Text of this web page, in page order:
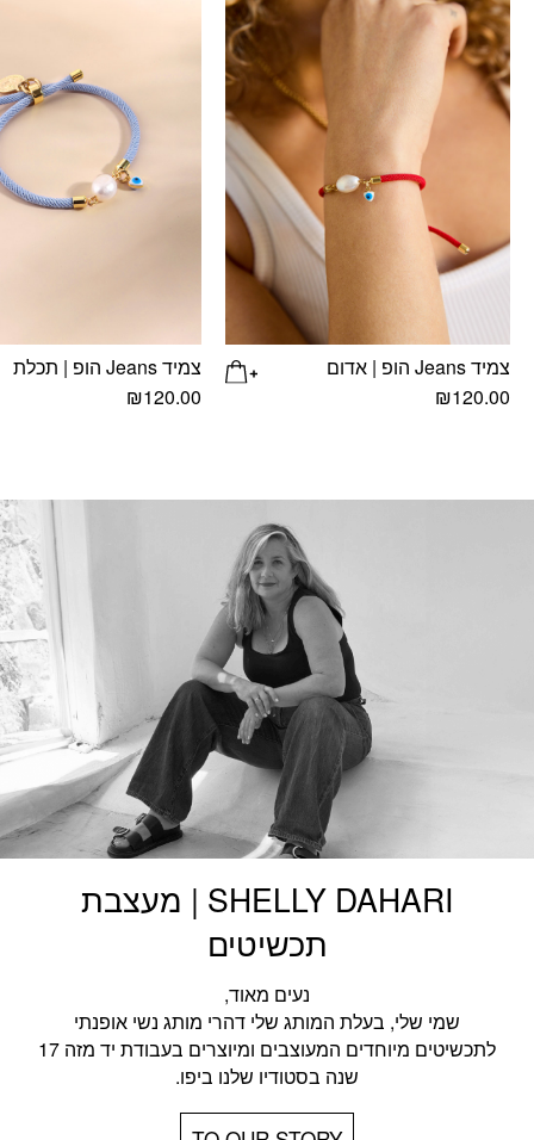
צמיד Jeans הופ | אדום
₪120.00
צמיד Jeans הופ | תכלת
₪120.00
SHELLY DAHARI | מעצבת
תכשיטים
נעים מאוד,
שמי שלי, בעלת המותג שלי דהרי מותג נשי אופנתי
לתכשיטים מיוחדים המעוצבים ומיוצרים בעבודת יד מזה 17
שנה בסטודיו שלנו ביפו.